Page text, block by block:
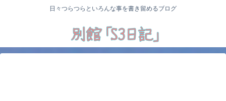
日々つらつらといろんな事を書き留めるブログ